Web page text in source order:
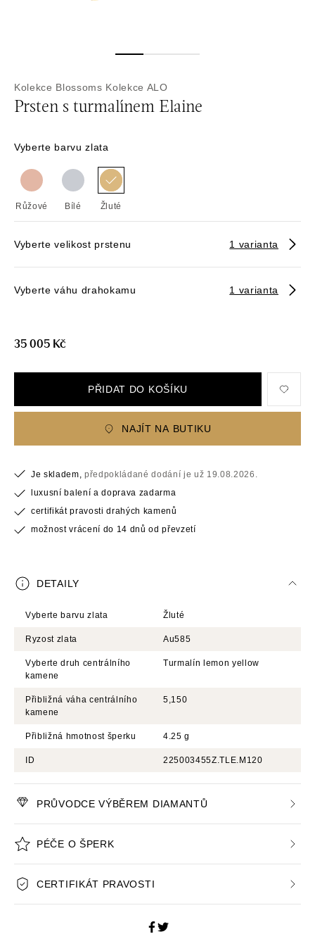
Kolekce Blossoms Kolekce ALO
Prsten s turmalínem Elaine
Vyberte barvu zlata
Růžové Bílé Žluté
Vyberte velikost prstenu 1 varianta
Vyberte váhu drahokamu 1 varianta
35 005 Kč
PŘIDAT DO KOŠÍKU
NAJÍT NA BUTIKU
Je skladem, předpokládané dodání je už 19.08.2026.
luxusní balení a doprava zadarma
certifikát pravosti drahých kamenů
možnost vrácení do 14 dnů od převzetí
DETAILY
Vyberte barvu zlata Žluté
Ryzost zlata Au585
Vyberte druh centrálního
kamene
Turmalín lemon yellow
Přibližná váha centrálního
kamene
5,150
Přibližná hmotnost šperku 4.25 g
ID 225003455Z.TLE.M120
PRŮVODCE VÝBĚREM DIAMANTŮ
PÉČE O ŠPERK
CERTIFIKÁT PRAVOSTI